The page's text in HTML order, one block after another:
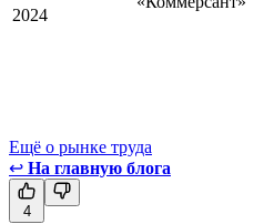
2024
Ещё о рынке труда
↩ На главную блога
4